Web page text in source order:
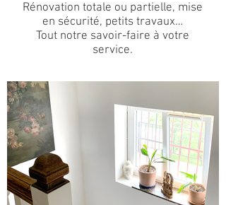
Rénovation totale ou partielle, mise
en sécurité, petits travaux…
Tout notre savoir-faire à votre
service.